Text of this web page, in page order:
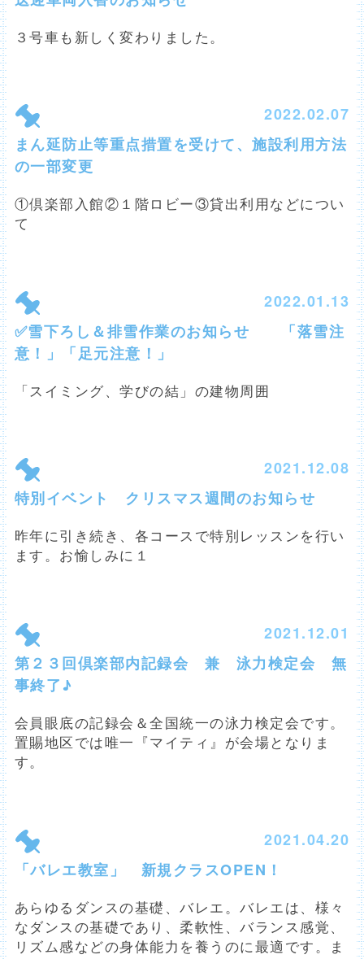
３号車も新しく変わりました。
2022.02.07
まん延防止等重点措置を受けて、施設利用方法
の一部変更
①倶楽部入館②１階ロビー③貸出利用などについ
て
2022.01.13
✅雪下ろし＆排雪作業のお知らせ 「落雪注
意！」「足元注意！」
「スイミング、学びの結」の建物周囲
2021.12.08
特別イベント クリスマス週間のお知らせ
昨年に引き続き、各コースで特別レッスンを行い
ます。お愉しみに１
2021.12.01
第２３回倶楽部内記録会 兼 泳力検定会 無
事終了♪
会員眼底の記録会＆全国統一の泳力検定会です。
置賜地区では唯一『マイティ』が会場となりま
す。
2021.04.20
「バレエ教室」 新規クラスOPEN！
あらゆるダンスの基礎、バレエ。バレエは、様々
なダンスの基礎であり、柔軟性、バランス感覚、
リズム感などの身体能力を養うのに最適です。ま